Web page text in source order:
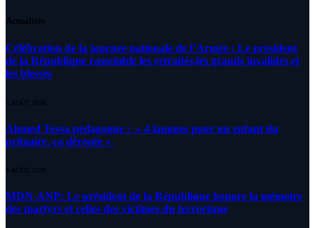
Actualités
Célébration de la journée nationale de l’Armée : Le président
de la République rassemble les retraités,les grands invalides et
les blessés
5 AOÛT 2026
Ahmed Tessa pédagogue : » 4 langues pour un enfant du
primaire, ça déroute «
4 AOÛT 2026
MDN-ANP: Le président de la République honore la mémoire
des martyrs et celles des victimes du terrorisme